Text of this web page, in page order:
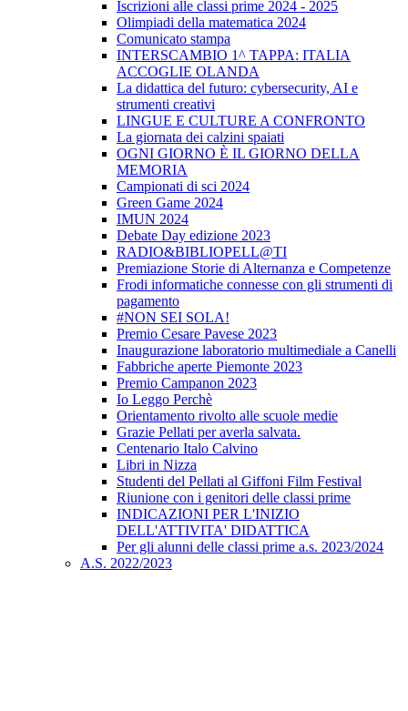
Iscrizioni alle classi prime 2024 - 2025
Olimpiadi della matematica 2024
Comunicato stampa
INTERSCAMBIO 1^ TAPPA: ITALIA
ACCOGLIE OLANDA
La didattica del futuro: cybersecurity, AI e
strumenti creativi
LINGUE E CULTURE A CONFRONTO
La giornata dei calzini spaiati
OGNI GIORNO È IL GIORNO DELLA
MEMORIA
Campionati di sci 2024
Green Game 2024
IMUN 2024
Debate Day edizione 2023
RADIO&BIBLIOPELL@TI
Premiazione Storie di Alternanza e Competenze
Frodi informatiche connesse con gli strumenti di
pagamento
#NON SEI SOLA!
Premio Cesare Pavese 2023
Inaugurazione laboratorio multimediale a Canelli
Fabbriche aperte Piemonte 2023
Premio Campanon 2023
Io Leggo Perchè
Orientamento rivolto alle scuole medie
Grazie Pellati per averla salvata.
Centenario Italo Calvino
Libri in Nizza
Studenti del Pellati al Giffoni Film Festival
Riunione con i genitori delle classi prime
INDICAZIONI PER L'INIZIO
DELL'ATTIVITA' DIDATTICA
Per gli alunni delle classi prime a.s. 2023/2024
A.S. 2022/2023